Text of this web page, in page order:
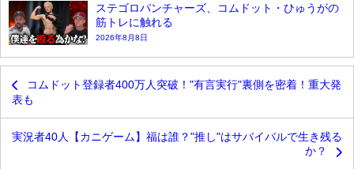
ステゴロパンチャーズ、コムドット・ひゅうがの
筋トレに触れる
2026年8月8日
コムドット登録者400万人突破！"有言実行"裏側を密着！重大発
表も
実況者40人【カニゲーム】福は誰？"推し"はサバイバルで生き残る
か？